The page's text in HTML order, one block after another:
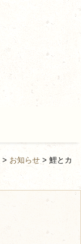
> お知らせ > 鯉とカ